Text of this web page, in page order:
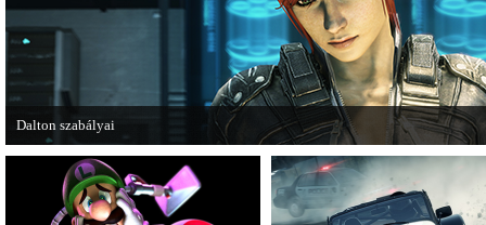
Dalton szabályai
Új videóval jelentkezik az Insomniac Games játéka, a Fuse.